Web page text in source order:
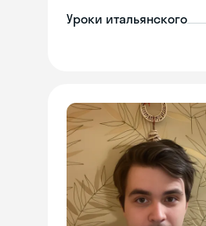
Уроки итальянского